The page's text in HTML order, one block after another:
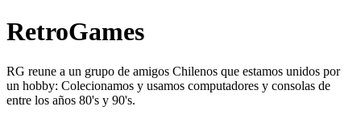
RetroGames
RG reune a un grupo de amigos Chilenos que estamos unidos por
un hobby: Colecionamos y usamos computadores y consolas de
entre los años 80's y 90's.